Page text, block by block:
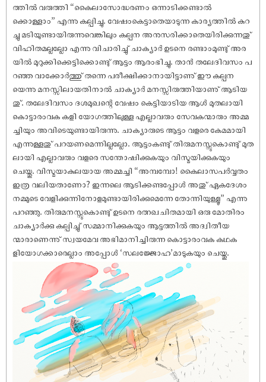
ത്തിൽ വരുത്തി “കൈലാസോദ്ധരണം ഒന്നാടിക്കണ്ടാൽ
ക്കൊള്ളാം” എന്നു കല്പിച്ചു. വേ‌ഷംകെട്ടാതെയാടുന്ന കാര്യത്തിൽ കുറ
ച്ചു മടിയുണ്ടായിരുന്നുവെങ്കിലും കല്പന അനുസരിക്കാതെയിരിക്കുന്നതു്
വിഹിതമല്ലല്ലോ എന്നു വിചാരിച്ചു് ചാക്യാർ ഉടനെ രണ്ടാംമുണ്ടു് അര
യിൽ മുറുക്കിക്കെട്ടിക്കൊണ്ടു് ആട്ടം ആരംഭിച്ചു. താൻ തലേദിവസം പ
റഞ്ഞ വാക്കോർത്തു് തന്നെ പരീക്ഷിക്കാനായിട്ടാണു് ഈ കല്പന
യെന്നു മനസ്സിലായതിനാൽ ചാക്യാർ മനസ്സിരുത്തിയാണു് ആടിയ
തു്. തലേദിവസം ദശമുഖന്റെ വേ‌ഷം കെട്ടിയാടിയ ആൾ മുതലായി
കൊട്ടാരംവക കളി യോഗത്തിലുള്ള എല്ലാവരും സേവകന്മാരും അമ്മ
ച്ചിയും അവിടെയുണ്ടായിരുന്നു. ചാക്യാരുടെ ആട്ടം വളരെ കേമമായി
എന്നുള്ളതു് പറയണമെന്നില്ലല്ലോ. ആട്ടംകണ്ടു് തിരുമനസ്സുകൊണ്ടു് മുത
ലായി എല്ലാവരും വളരെ സന്തോ‌ഷിക്കുകയും വിസ്മയിക്കുകയും
ചെയ്തു. വിസ്മയാകുലയായ അമ്മച്ചി “അമ്പമ്പോ! കൈലാസപർവ്വതം
ഇത്ര വലിയതാണോ? ഇന്നലെ ആടിക്കണ്ടപ്പോൾ അതു് ഏകദേശം
നമ്മുടെ വേളിക്കുന്നിനോളമുണ്ടായിരിക്കുമെന്നേ തോന്നിയുള്ളൂ” എന്നു
പറഞ്ഞു. തിരുമനസ്സുകൊണ്ടു് ഉടനെ രത്നഖചിതമായി ഒരു മോതിരം
ചാക്യാർക്കു കല്പിച്ചു് സമ്മാനിക്കുകയും ആട്ടത്തിൽ അദ്വിതീയ
ന്മാരാണെന്നു് സ്വയമേവ അഭിമാനിച്ചിരുന്ന കൊട്ടാരംവക കഥക
ളിയോഗക്കാരെല്ലാം അപ്പോൾ ‘സലജ്ജോഹ’മാടുകയും ചെയ്തു.